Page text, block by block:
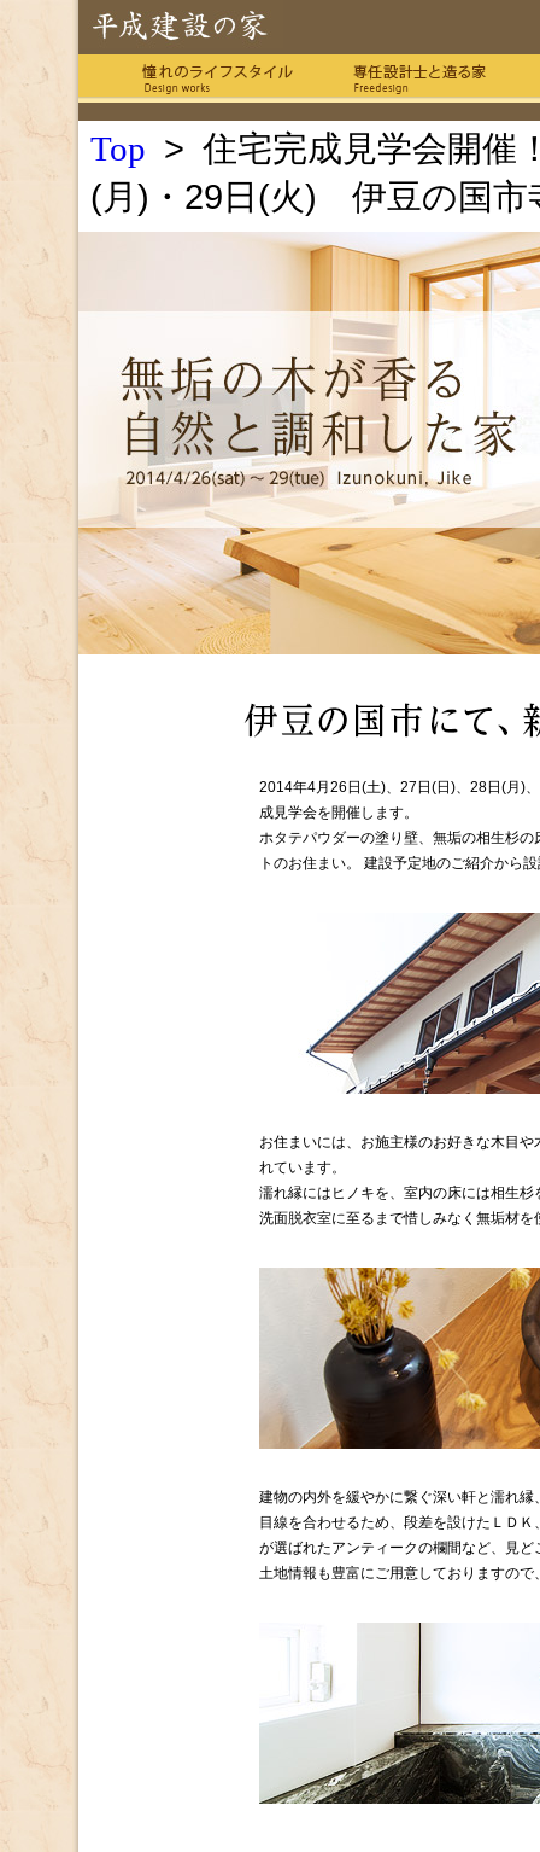
Top > 住宅完成見学会開催
(月)・29日(火) 伊豆の国市
2014年4月26日(土)、27日(日)、28日(月)
成見学会を開催します。
ホタテパウダーの塗り壁、無垢の相生杉
トのお住まい。 建設予定地のご紹介から
お住まいには、お施主様のお好きな木目
れています。
濡れ縁にはヒノキを、室内の床には相生
洗面脱衣室に至るまで惜しみなく無垢材
建物の内外を緩やかに繋ぐ深い軒と濡れ
目線を合わせるため、段差を設けたＬＤ
が選ばれたアンティークの欄間など、見
土地情報も豊富にご用意しておりますの